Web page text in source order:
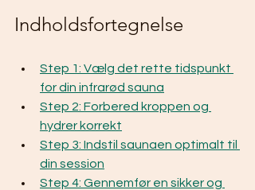
Indholdsfortegnelse
Step 1: Vælg det rette tidspunkt
for din infrarød sauna
Step 2: Forbered kroppen og
hydrer korrekt
Step 3: Indstil saunaen optimalt til
din session
Step 4: Gennemfør en sikker og